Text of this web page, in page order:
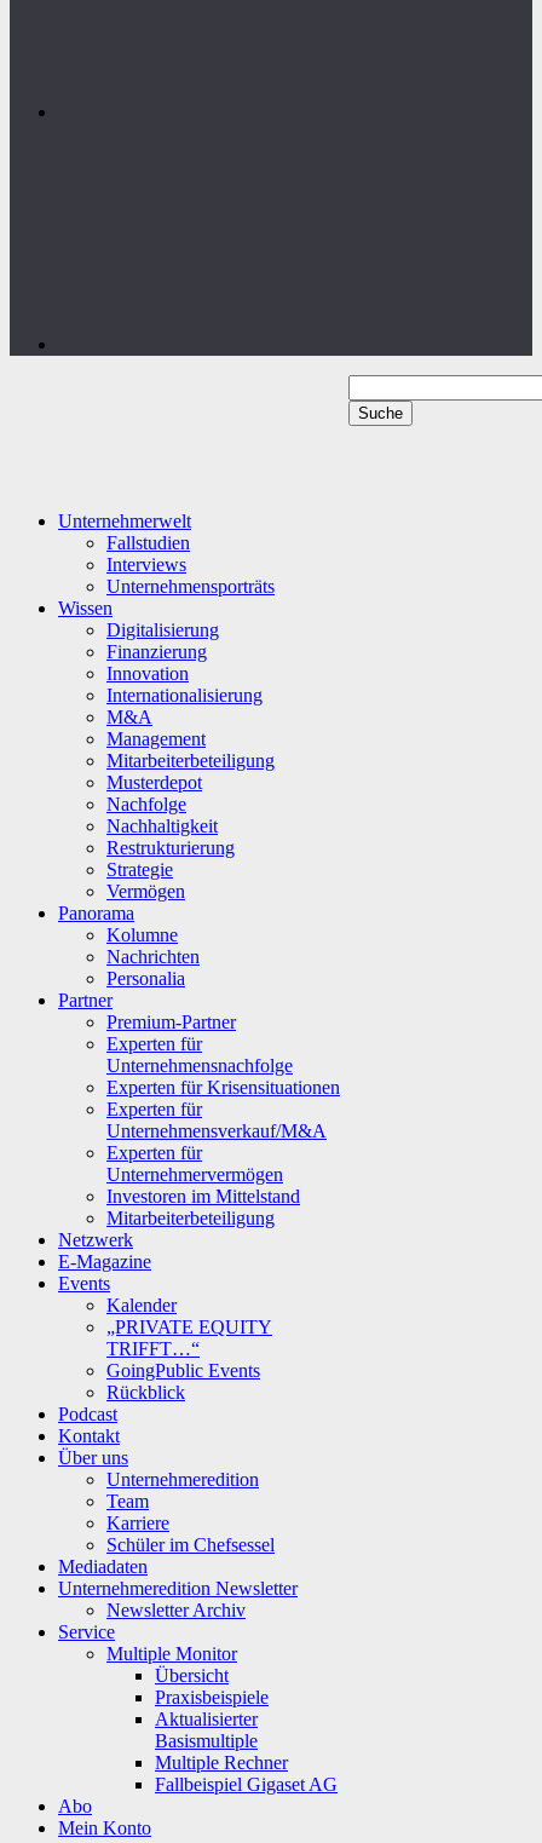
Unternehmerwelt
Fallstudien
Interviews
Unternehmensporträts
Wissen
Digitalisierung
Finanzierung
Innovation
Internationalisierung
M&A
Management
Mitarbeiterbeteiligung
Musterdepot
Nachfolge
Nachhaltigkeit
Restrukturierung
Strategie
Vermögen
Panorama
Kolumne
Nachrichten
Personalia
Partner
Premium-Partner
Experten für
Unternehmensnachfolge
Experten für Krisensituationen
Experten für
Unternehmensverkauf/M&A
Experten für
Unternehmervermögen
Investoren im Mittelstand
Mitarbeiterbeteiligung
Netzwerk
E-Magazine
Events
Kalender
„PRIVATE EQUITY
TRIFFT…“
GoingPublic Events
Rückblick
Podcast
Kontakt
Über uns
Unternehmeredition
Team
Karriere
Schüler im Chefsessel
Mediadaten
Unternehmeredition Newsletter
Newsletter Archiv
Service
Multiple Monitor
Übersicht
Praxisbeispiele
Aktualisierter
Basismultiple
Multiple Rechner
Fallbeispiel Gigaset AG
Abo
Mein Konto